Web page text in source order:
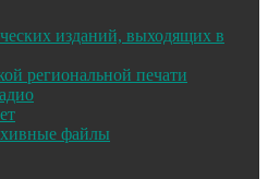
изданий, выходящих в
региональной печати
файлы